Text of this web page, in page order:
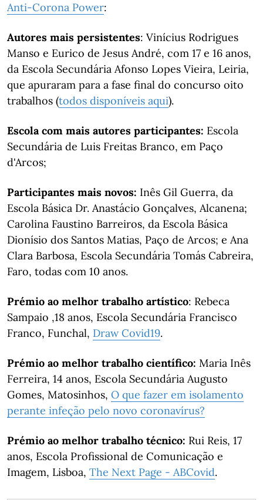
Anti-Corona Power:
Autores mais persistentes: Vinícius Rodrigues
Manso e Eurico de Jesus André, com 17 e 16 anos,
da Escola Secundária Afonso Lopes Vieira, Leiria,
que apuraram para a fase final do concurso oito
trabalhos (todos disponíveis aqui).
Escola com mais autores participantes: Escola
Secundária de Luis Freitas Branco, em Paço
d'Arcos;
Participantes mais novos: Inês Gil Guerra, da
Escola Básica Dr. Anastácio Gonçalves, Alcanena;
Carolina Faustino Barreiros, da Escola Básica
Dionísio dos Santos Matias, Paço de Arcos; e Ana
Clara Barbosa, Escola Secundária Tomás Cabreira,
Faro, todas com 10 anos.
Prémio ao melhor trabalho artístico: Rebeca
Sampaio ,18 anos, Escola Secundária Francisco
Franco, Funchal, Draw Covid19.
Prémio ao melhor trabalho científico: Maria Inês
Ferreira, 14 anos, Escola Secundária Augusto
Gomes, Matosinhos, O que fazer em isolamento
perante infeção pelo novo coronavírus?
Prémio ao melhor trabalho técnico: Rui Reis, 17
anos, Escola Profissional de Comunicação e
Imagem, Lisboa, The Next Page - ABCovid.